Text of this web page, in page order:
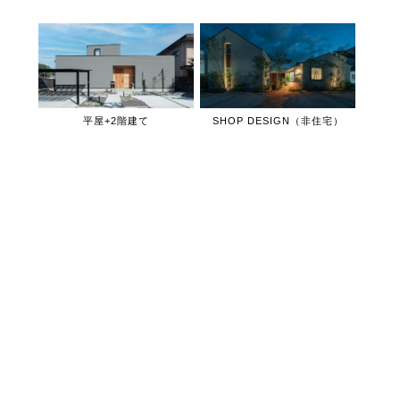
平屋+2階建て SHOP DESIGN（非住宅）